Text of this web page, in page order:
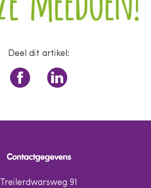
Deel dit artikel:
Contactgegevens
Treilerdwarsweg 91